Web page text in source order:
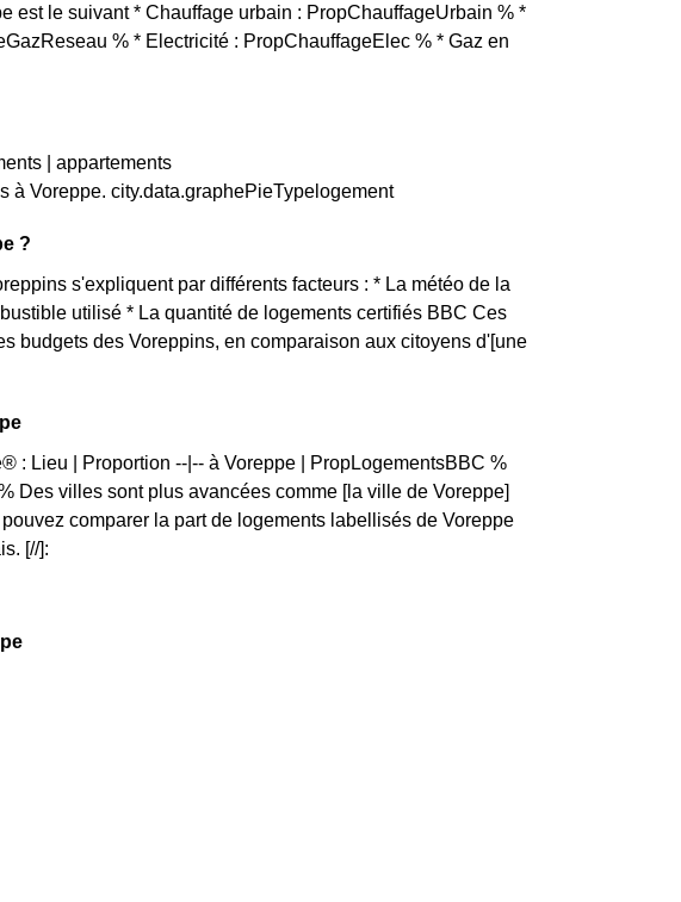
est le suivant * Chauffage urbain : PropChauffageUrbain % *
% * Electricité : PropChauffageElec % * Gaz en
| appartements
à Voreppe. city.data.graphePieTypelogement
?
s'expliquent par différents facteurs : * La météo de la
utilisé * La quantité de logements certifiés BBC Ces
budgets des Voreppins, en comparaison aux citoyens d'[une
: Lieu | Proportion --|-- à Voreppe | PropLogementsBBC %
Des villes sont plus avancées comme [la ville de Voreppe]
comparer la part de logements labellisés de Voreppe
[//]: